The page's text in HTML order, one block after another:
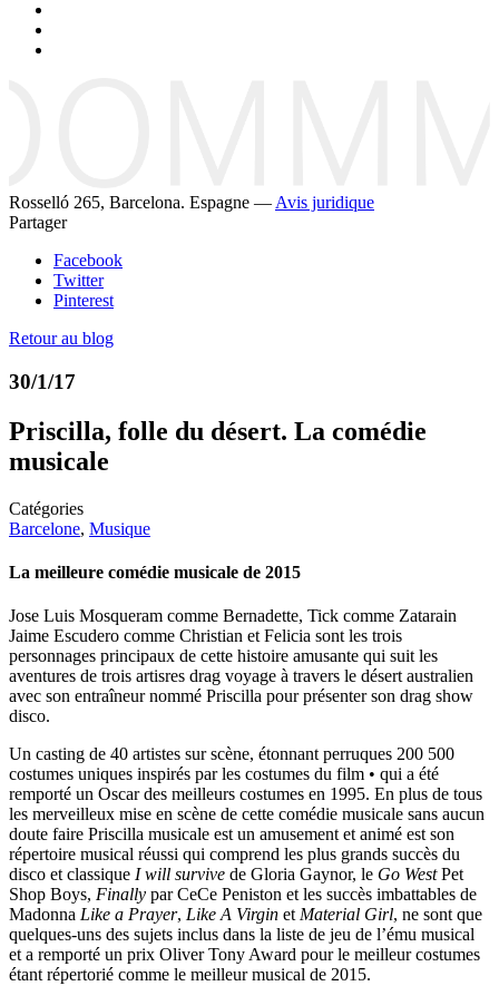
Rosselló 265, Barcelona. Espagne — Avis juridique
Partager
Facebook
Twitter
Pinterest
Retour au blog
30/1/17
Priscilla, folle du désert. La comédie
musicale
Catégories
Barcelone, Musique
La meilleure comédie musicale de 2015
Jose Luis Mosqueram comme Bernadette, Tick comme Zatarain
Jaime Escudero comme Christian et Felicia sont les trois
personnages principaux de cette histoire amusante qui suit les
aventures de trois artisres drag voyage à travers le désert australien
avec son entraîneur nommé Priscilla pour présenter son drag show
disco.
Un casting de 40 artistes sur scène, étonnant perruques 200 500
costumes uniques inspirés par les costumes du film • qui a été
remporté un Oscar des meilleurs costumes en 1995. En plus de tous
les merveilleux mise en scène de cette comédie musicale sans aucun
doute faire Priscilla musicale est un amusement et animé est son
répertoire musical réussi qui comprend les plus grands succès du
disco et classique I will survive de Gloria Gaynor, le Go WestPet
Shop Boys, Finally par CeCe Peniston et les succès imbattables de
Madonna Like a Prayer, Like A Virgin et Material Girl, ne sont que
quelques-uns des sujets inclus dans la liste de jeu de l’ému musical
et a remporté un prix Oliver Tony Award pour le meilleur costumes
étant répertorié comme le meilleur musical de 2015.